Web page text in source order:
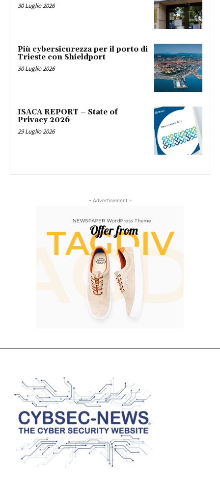
30 Luglio 2026
Più cybersicurezza per il porto di
Trieste con Shieldport
30 Luglio 2026
ISACA REPORT – State of
Privacy 2026
29 Luglio 2026
- Advertisement -